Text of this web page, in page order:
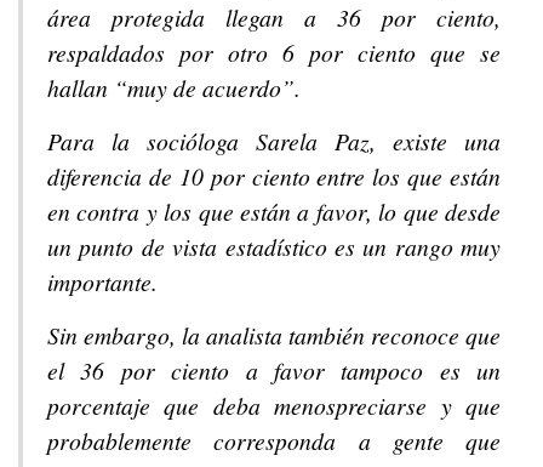
área protegida llegan a 36 por ciento,
respaldados por otro 6 por ciento que se
hallan “muy de acuerdo”.
Para la socióloga Sarela Paz, existe una
diferencia de 10 por ciento entre los que están
en contra y los que están a favor, lo que desde
un punto de vista estadístico es un rango muy
importante.
Sin embargo, la analista también reconoce que
el 36 por ciento a favor tampoco es un
porcentaje que deba menospreciarse y que
probablemente corresponda a gente que